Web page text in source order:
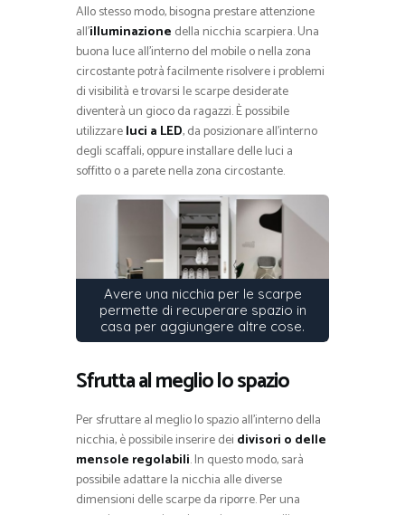
Allo stesso modo, bisogna prestare attenzione
all’illuminazione della nicchia scarpiera. Una
buona luce all’interno del mobile o nella zona
circostante potrà facilmente risolvere i problemi
di visibilità e trovarsi le scarpe desiderate
diventerà un gioco da ragazzi. È possibile
utilizzareluci a LED, da posizionare all’interno
degli scaffali, oppure installare delle luci a
soffitto o a parete nella zona circostante.
Avere una nicchia per le scarpe
permette di recuperare spazio in
casa per aggiungere altre cose.
Sfrutta al meglio lo spazio
Per sfruttare al meglio lo spazio all’interno della
nicchia, è possibile inserire dei divisori o delle
mensole regolabili. In questo modo, sarà
possibile adattare la nicchia alle diverse
dimensioni delle scarpe da riporre. Per una